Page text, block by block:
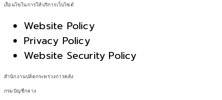
เงื่อนไขในการให้บริการเว็บไซต์
Website Policy
Privacy Policy
Website Security Policy
สำนักงานปลัดกระทรวงการคลัง
กรมบัญชีกลาง